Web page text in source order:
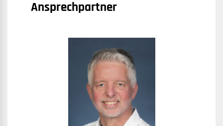
Ansprechpartner